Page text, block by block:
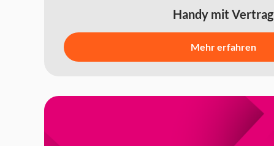
Handy mit Vertrag
Mehr erfahren